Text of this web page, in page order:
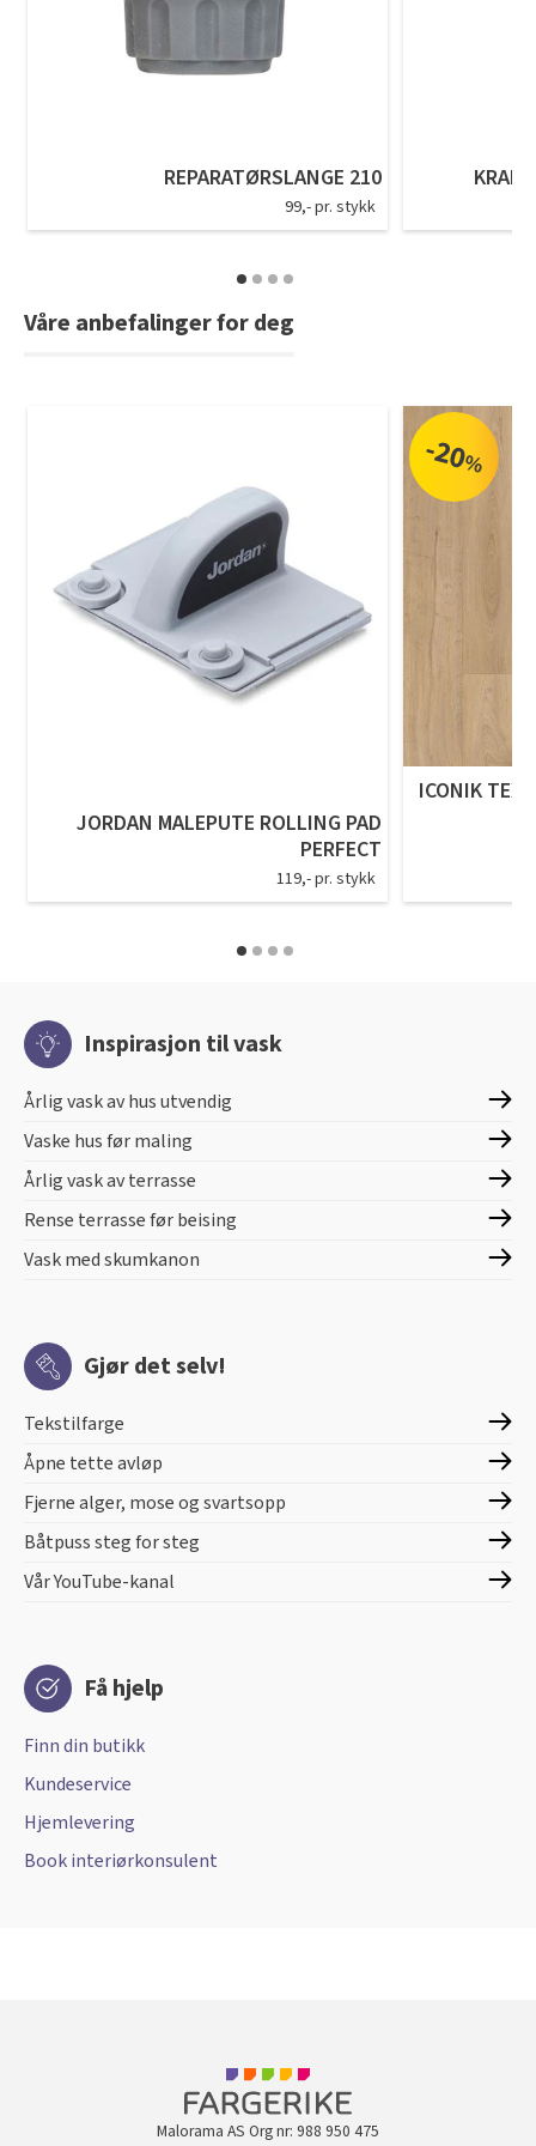
Bli inspirert av nye fargepaletter fra Årets Farge 2026!
Tarkett Shade Eik Soft Beige Parkett
REPARATØRSLANGE 210
99,- pr. stykk
Våre anbefalinger for deg
JORDAN MALEPUTE ROLLING PAD
PERFECT
119,- pr. stykk
-20%
ICONIK
Inspirasjon til vask
Årlig vask av hus utvendig
Vaske hus før maling
Årlig vask av terrasse
Rense terrasse før beising
Vask med skumkanon
Gjør det selv!
Tekstilfarge
Åpne tette avløp
Fjerne alger, mose og svartsopp
Båtpuss steg for steg
Vår YouTube-kanal
Få hjelp
Finn din butikk
Kundeservice
Hjemlevering
Book interiørkonsulent
Malorama AS Org nr: 988 950 475